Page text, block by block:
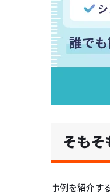
そもそ
事例を紹介す